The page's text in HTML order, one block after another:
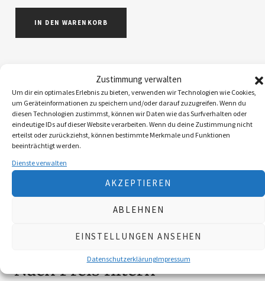
Zustimmung verwalten
Um dir ein optimales Erlebnis zu bieten, verwenden wir Technologien wie Cookies,
um Geräteinformationen zu speichern und/oder darauf zuzugreifen. Wenn du
diesen Technologien zustimmst, können wir Daten wie das Surfverhalten oder
eindeutige IDs auf dieser Website verarbeiten. Wenn du deine Zustimmung nicht
erteilst oder zurückziehst, können bestimmte Merkmale und Funktionen
beeinträchtigt werden.
Dienste verwalten
AKZEPTIEREN
ABLEHNEN
EINSTELLUNGEN ANSEHEN
DatenschutzerklärungImpressum
IN DEN WARENKORB
ABOS
1
ACCESSOIRES
5
BEKLEIDUNG
BROSCHÜREN
MESSER
SCHILDER NÖ-JAGDVERBAND
SCHMUCK
4
Nach Preis filtern